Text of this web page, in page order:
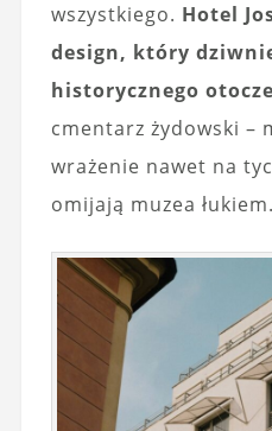
wszystkiego. Hotel
design, który
historycznego
cmentarz żydowski –
wrażenie nawet na
omijają muzea łukiem.